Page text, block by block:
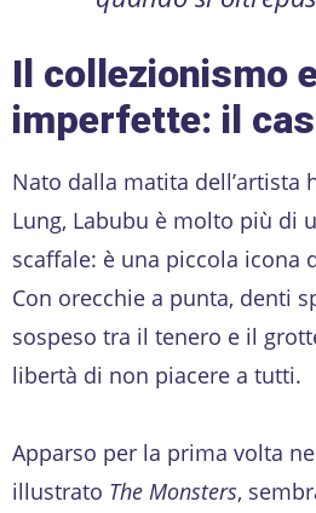
Il collezionismo
imperfette: il
Nato dalla matita dell’artista
Lung, Labubu è molto più di
scaffale: è una piccola icona
Con orecchie a punta, denti
sospeso tra il tenero e il
libertà di non piacere a tutti.
Apparso per la prima volta
illustrato The Monsters,